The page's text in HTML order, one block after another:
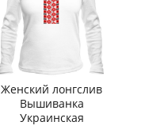
Женский лонгслив
Вышиванка
Украинская